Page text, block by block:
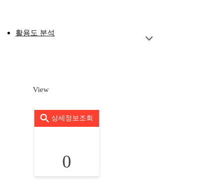
활용도 분석
View
상세정보조회
0